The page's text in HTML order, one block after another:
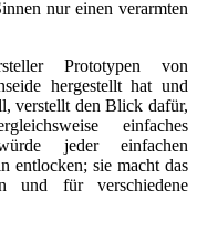
nur einen verarmten
Prototypen von
hergestellt hat und
verstellt den Blick dafür,
einfaches
jeder einfachen
entlocken; sie macht das
und für verschiedene